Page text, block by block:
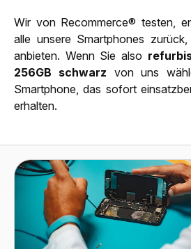
Wir von Recommerce® testen,
alle unsere Smartphones
anbieten. Wenn Sie also
256GB schwarz von uns
Smartphone, das sofort
erhalten.